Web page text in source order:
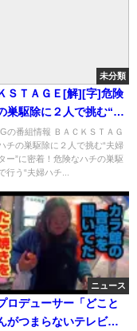
未分類
ＳＴＡＧＥ[解][字]危険
巣駆除に２人で挑む“夫
ンター”に密着！…の番
析まとめ
の番組情報 ＢＡＣＫＳＴＡＧ
チの巣駆除に２人で挑む“夫婦
ー”に密着！危険なハチの巣駆
行う“夫婦ハチ...
ニュース
ロデューサー「どこと
がつまらないテレビ局